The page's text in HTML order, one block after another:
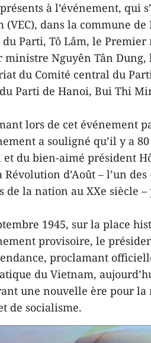
à l’événement, qui
(VEC), dans la commune
Parti, Tô Lâm, le
ministre Nguyên Tân
du Comité central du
Parti de Hanoi, Bui Thi
lors de cet événement
a souligné qu’il y a
et du bien-aimé président
Révolution d’Août – l’un
de la nation au XXe siècle –
1945, sur la place
provisoire, le
proclamant
du Vietnam,
une nouvelle ère pour la
de socialisme.